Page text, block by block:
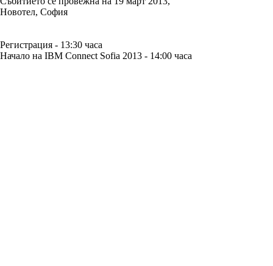
Новотел, София
Регистрация - 13:30 часа
Начало на IBM Connect Sofia 2013 - 14:00 часа